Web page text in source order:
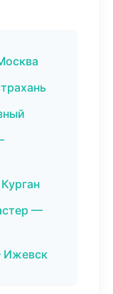
—
Ижевск